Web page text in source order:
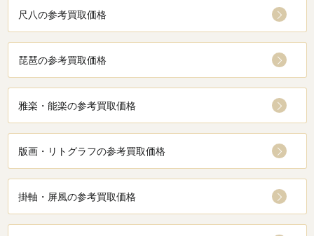
尺八の参考買取価格
琵琶の参考買取価格
雅楽・能楽の参考買取価格
版画・リトグラフの参考買取価格
掛軸・屏風の参考買取価格